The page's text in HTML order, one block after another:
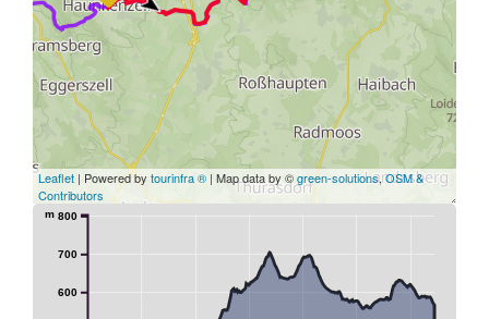
Leaflet | Powered by tourinfra ® | Map data by ©green-solutions,OSM &
Contributors
600
700
800
m